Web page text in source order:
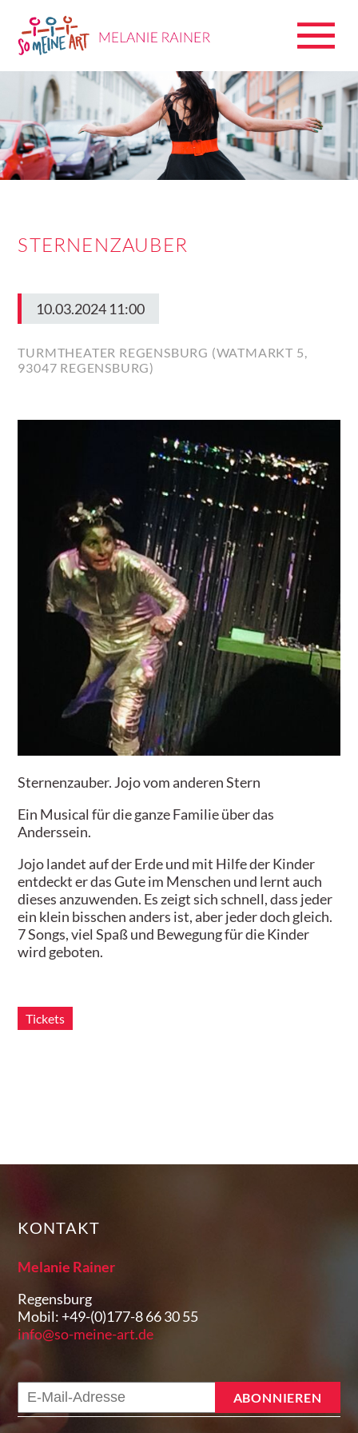
STERNENZAUBER
10.03.2024 11:00
TURMTHEATER REGENSBURG (WATMARKT 5,
93047 REGENSBURG)
Sternenzauber. Jojo vom anderen Stern
Ein Musical für die ganze Familie über das
Anderssein.
Jojo landet auf der Erde und mit Hilfe der Kinder
entdeckt er das Gute im Menschen und lernt auch
dieses anzuwenden. Es zeigt sich schnell, dass jeder
ein klein bisschen anders ist, aber jeder doch gleich.
7 Songs, viel Spaß und Bewegung für die Kinder
wird geboten.
Tickets
KONTAKT
Melanie Rainer
Regensburg
Mobil: +49-(0)177-8 66 30 55
info@so-meine-art.de
E-
Mail-
Adresse
ABONNIEREN